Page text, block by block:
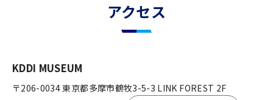
アクセス
KDDI MUSEUM
〒206-0034 東京都多摩市鶴牧3-5-3 LINK FOREST 2F